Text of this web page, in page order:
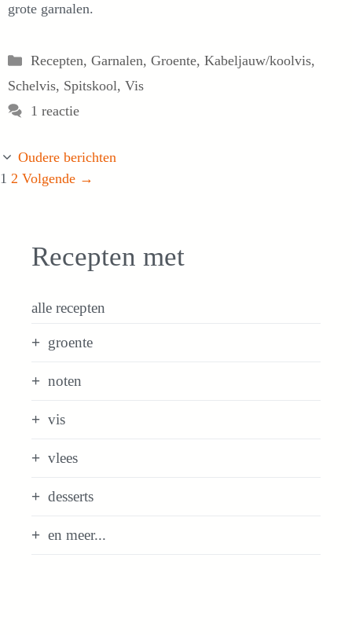
grote garnalen.
Categorieën
Recepten, Garnalen, Groente, Kabeljauw/koolvis,
Schelvis, Spitskool, Vis
1 reactie
Oudere berichten
Pagina
1 Pagina
2 Volgende →
Recepten met
alle recepten
groente
noten
vis
vlees
desserts
en meer...